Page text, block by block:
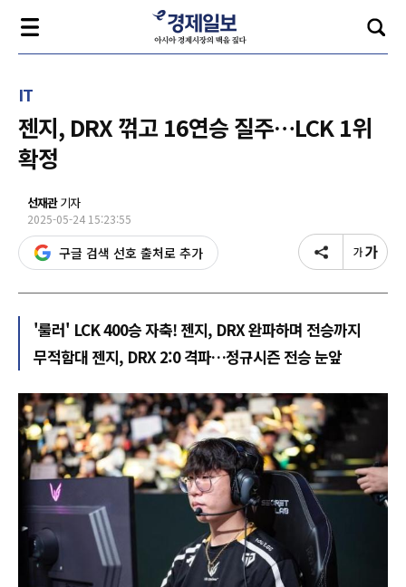
IT
젠지, DRX 꺾고 16연승 질주…LCK 1위
확정
선재관기자
2025-05-24 15:23:55
구글 검색 선호 출처로 추가
'룰러' LCK 400승 자축! 젠지, DRX 완파하며 전승까지
무적함대 젠지, DRX 2:0 격파…정규시즌 전승 눈앞